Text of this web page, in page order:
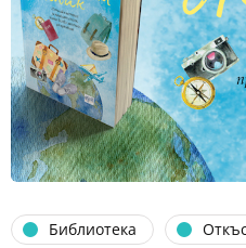
Библиотека